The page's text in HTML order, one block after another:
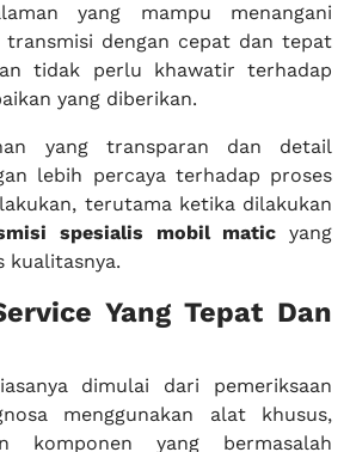
yang mampu menangani
transmisi dengan cepat dan tepat
tidak perlu khawatir terhadap
yang diberikan.
yang transparan dan detail
lebih percaya terhadap proses
terutama ketika dilakukan
spesialis mobil matic yang
kualitasnya.
Yang Tepat Dan
dimulai dari pemeriksaan
menggunakan alat khusus,
komponen yang bermasalah